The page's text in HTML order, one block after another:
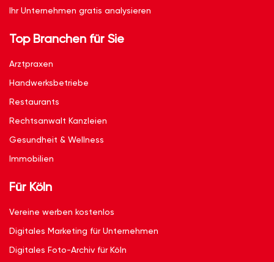
Ihr Unternehmen gratis analysieren
Top Branchen für Sie
Arztpraxen
Handwerksbetriebe
Restaurants
Rechtsanwalt Kanzleien
Gesundheit & Wellness
Immobilien
Für Köln
Vereine werben kostenlos
Digitales Marketing für Unternehmen
Digitales Foto-Archiv für Köln